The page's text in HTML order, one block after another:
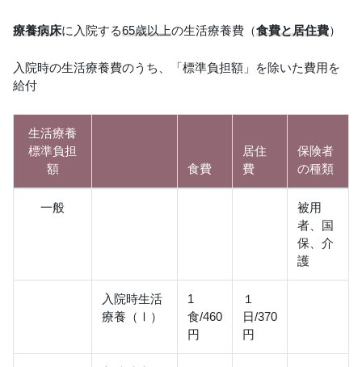
療養病床に入院する65歳以上の生活療養費（食費と居住費）
入院時の生活療養費のうち、「標準負担額」を除いた費用を
給付
生活療養
標準負担
額
食費
居住
費
保険者
の種類
一般
被用
者、国
保、介
護
入院時生活
療養（Ⅰ）
1
食/460
円
１
日/370
円